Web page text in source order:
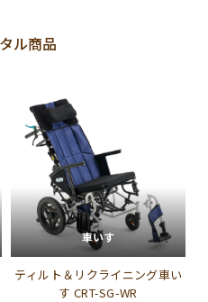
ル商品
車いす
ティルト＆リクライニング車い
す CRT-SG-WR